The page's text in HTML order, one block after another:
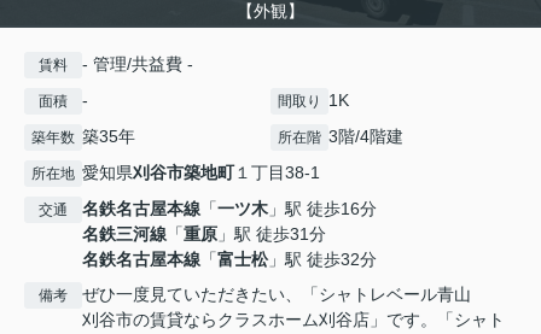
【外観】
賃料 - 管理/共益費 -
面積 - 間取り 1K
築年数 築35年 所在階 3階/4階建
所在地 愛知県刈谷市築地町１丁目38-1
交通 名鉄名古屋本線 「一ツ木 」駅 徒歩16分
名鉄三河線 「重原 」駅 徒歩31分
名鉄名古屋本線 「富士松」駅 徒歩32分
備考
ぜひ一度見ていただきたい、「シャトレベール青山
刈谷市の賃貸ならクラスホーム刈谷店」です。「シャト